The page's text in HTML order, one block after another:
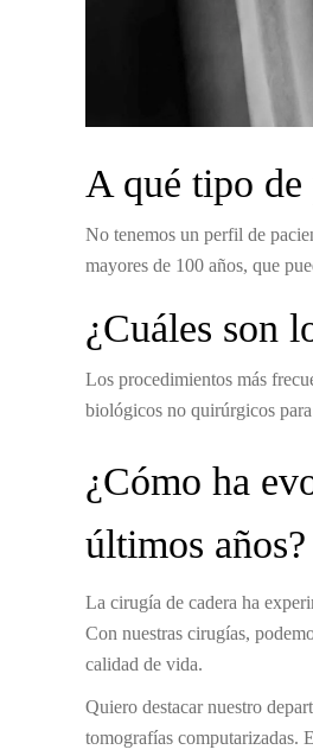
A qué tipo de
No tenemos un perfil de
mayores de 100 años, que
¿Cuáles son
Los procedimientos más
biológicos no quirúrgicos
¿Cómo ha
últimos años?
La cirugía de cadera ha
Con nuestras cirugías,
calidad de vida.
Quiero destacar nuestro
tomografías computarizadas.